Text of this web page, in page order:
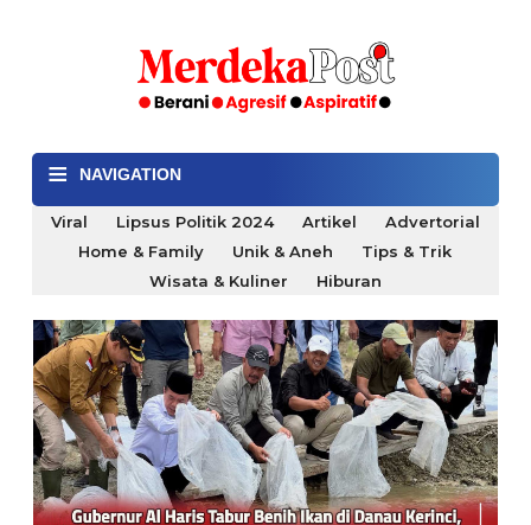
≡ NAVIGATION
Viral Lipsus Politik 2024 Artikel
Advertorial
Home & Family
Unik & Aneh
Tips & Trik
Wisata & Kuliner
Hiburan